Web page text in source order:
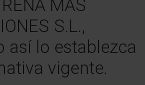
MAS
S.L.,
así lo establezca
vigente.